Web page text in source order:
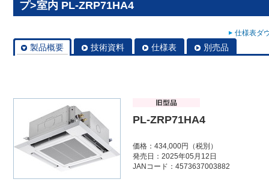
プ>室内 PL-ZRP71HA4
仕様表ダ
製品概要 技術資料 仕様表 別売品
PL-ZRP71HA4
価格：434,000円（税別）
発売日：2025年05月12日
JANコード：4573637003882